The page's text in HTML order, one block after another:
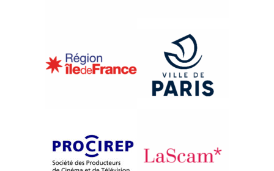
UN REQUIEM INDUSTRIEL
Jean-Christophe Giovannelli